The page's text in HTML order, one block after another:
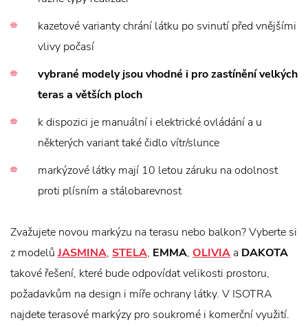
kazetové varianty chrání látku po svinutí před vnějšími
vlivy počasí
vybrané modely jsou vhodné i pro zastínění velkých
teras a větších ploch
k dispozici je manuální i elektrické ovládání a u
některých variant také čidlo vítr/slunce
markýzové látky mají 10 letou záruku na odolnost
proti plísním a stálobarevnost
Zvažujete novou markýzu na terasu nebo balkon? Vyberte si
z modelů JASMINA, STELA, EMMA, OLIVIA a DAKOTA
takové řešení, které bude odpovídat velikosti prostoru,
požadavkům na design i míře ochrany látky. V ISOTRA
najdete terasové markýzy pro soukromé i komerční využití.